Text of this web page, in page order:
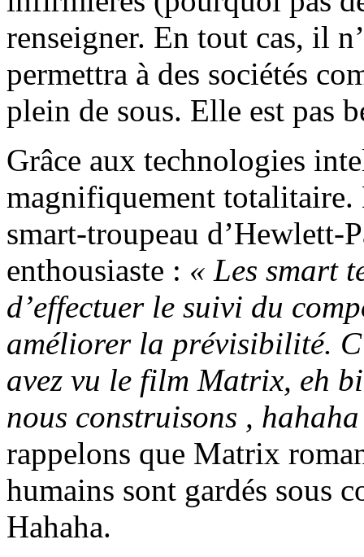
renseigner. En tout cas, il
permettra à des sociétés
plein de sous. Elle est pas
Grâce aux technologies
magnifiquement
smart-troupeau d’Hewlett-
enthousiaste : « Les smart
d’effectuer le suivi du
améliorer la prévisibilité.
avez vu le film Matrix, eh
nous construisons ,
rappelons que Matrix
humains sont gardés sous
Hahaha.